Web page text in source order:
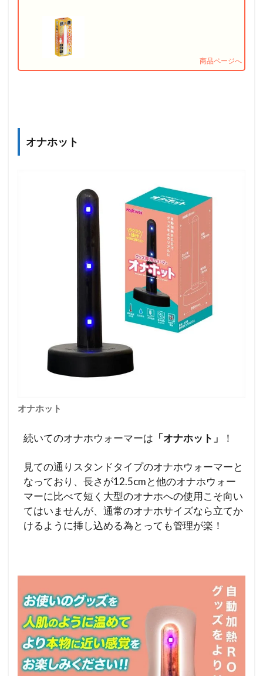
オナホット
オナホット
続いてのオナホウォーマーは 「オナホット」 ！
見ての通りスタンドタイプのオナホウォーマーと
なっており、長さが12.5cmと他のオナホウォー
マーに比べて短く大型のオナホへの使用こそ向い
てはいませんが、通常のオナホサイズなら立てか
けるように挿し込める為とっても管理が楽！